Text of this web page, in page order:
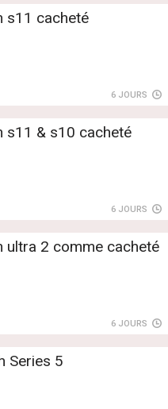
s11 cacheté
6 JOURS
s11 & s10 cacheté
6 JOURS
ultra 2 comme cacheté
6 JOURS
Series 5